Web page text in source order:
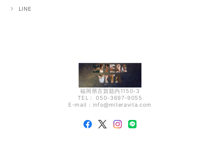
LINE
福岡県古賀筵内1150-3
TEL： 050-3697-9055
E-mail： info@miteravita.com